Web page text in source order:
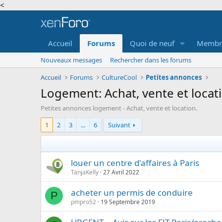
<
Accueil Forums Quoi de neuf
Nouveaux messages
Rechercher dans les forums
Accueil
Forums CultureCool Petites annonces
Logement: Achat, vente et
Petites annonces logement - Achat, vente et location.
1
2 3 ... 6 Suivant
louer un centre d'affaires à Paris
TanjaKelly 27 Avril 2022
P acheter un permis de conduire
pmpro52 19 Septembre 2019